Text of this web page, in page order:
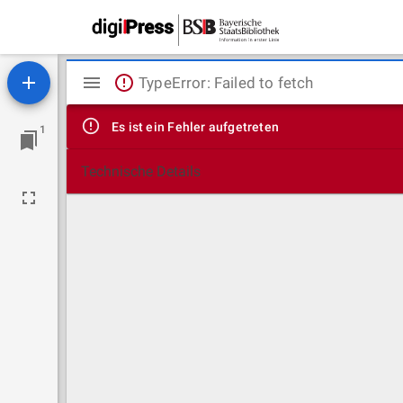
1
Mirador
Viewer
TypeError: Failed to fetch
Es ist ein Fehler aufgetreten
Technische Details